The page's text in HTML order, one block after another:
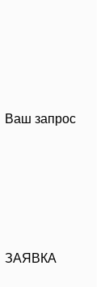
Ваш запрос
ЗАЯВКА